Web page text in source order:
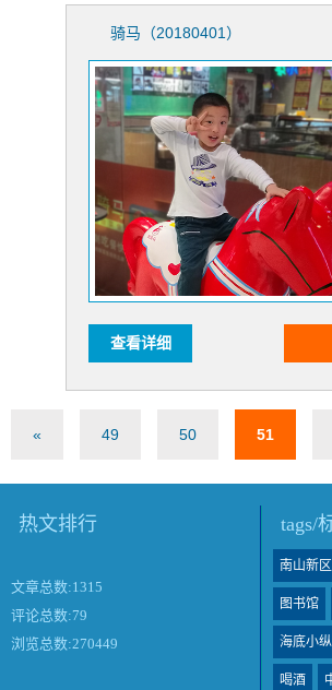
骑马（20180401）
查看详细
« 49 50 51
热文排行
文章总数:1315
评论总数:79
浏览总数:270449
tags/
南山新区
图书馆
海底小
喝酒